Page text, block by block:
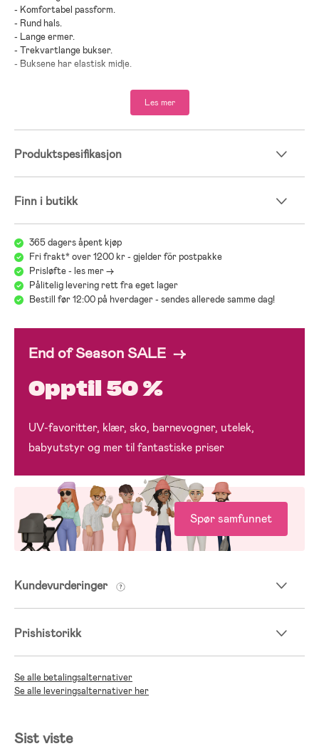
- Komfortabel passform.
- Rund hals.
- Lange ermer.
- Trekvartlange bukser.
- Buksene har elastisk midje.
- Ytterstoff: 82 % polyamid, 18 % elastan.
Les mer
Produktspesifikasjon
Finn i butikk
365 dagers åpent kjøp
Fri frakt* over 1200 kr - gjelder för postpakke
Prisløfte - les mer ->
Pålitelig levering rett fra eget lager
Bestill før 12:00 på hverdager - sendes allerede samme dag!
End of Season SALE →
Opptil 50 %
UV-favoritter, klær, sko, barnevogner, utelek,
babyutstyr og mer til fantastiske priser
Spør samfunnet
Kundevurderinger
Prishistorikk
Se alle betalingsalternativer
Se alle leveringsalternativer her
Sist viste